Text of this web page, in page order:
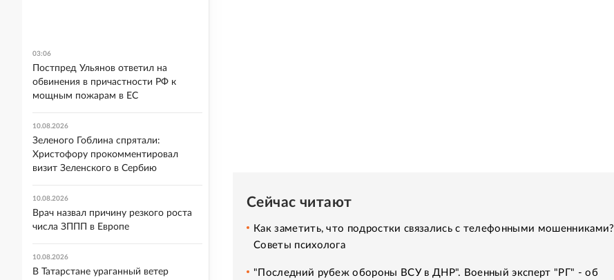
Сейчас читают
Как заметить, что подростки связались с телефонными мошенниками?
Советы психолога
"Последний рубеж обороны ВСУ в ДНР". Военный эксперт "РГ" - об
03:06
Постпред Ульянов ответил на
обвинения в причастности РФ к
мощным пожарам в ЕС
10.08.2026
Зеленого Гоблина спрятали:
Христофору прокомментировал
визит Зеленского в Сербию
10.08.2026
Врач назвал причину резкого роста
числа ЗППП в Европе
10.08.2026
В Татарстане ураганный ветер